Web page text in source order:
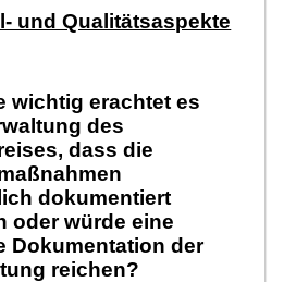
und Qualitätsaspekte
wichtig erachtet es
des
dass die
dokumentiert
oder würde eine
Dokumentation der
reichen?